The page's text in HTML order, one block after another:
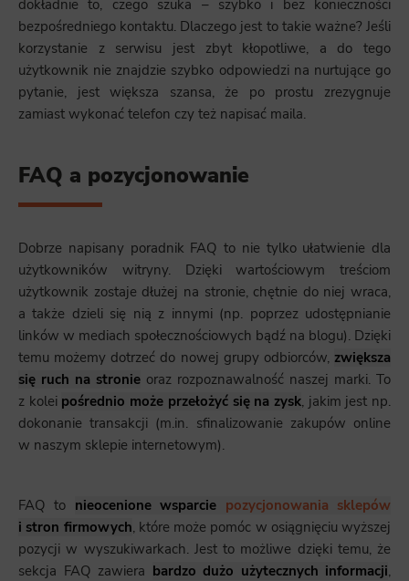
dokładnie to, czego szuka – szybko i bez konieczności
bezpośredniego kontaktu. Dlaczego jest to takie ważne? Jeśli
korzystanie z serwisu jest zbyt kłopotliwe, a do tego
użytkownik nie znajdzie szybko odpowiedzi na nurtujące go
pytanie, jest większa szansa, że po prostu zrezygnuje
zamiast wykonać telefon czy też napisać maila.
FAQ a pozycjonowanie
Dobrze napisany poradnik FAQ to nie tylko ułatwienie dla
użytkowników witryny. Dzięki wartościowym treściom
użytkownik zostaje dłużej na stronie, chętnie do niej wraca,
a także dzieli się nią z innymi (np. poprzez udostępnianie
linków w mediach społecznościowych bądź na blogu). Dzięki
temu możemy dotrzeć do nowej grupy odbiorców, zwiększa
się ruch na stronie oraz rozpoznawalność naszej marki. To
z kolei pośrednio może przełożyć się na zysk, jakim jest np.
dokonanie transakcji (m.in. sfinalizowanie zakupów online
w naszym sklepie internetowym).
FAQ to nieocenione wsparcie pozycjonowania sklepów
i stron firmowych, które może pomóc w osiągnięciu wyższej
pozycji w wyszukiwarkach. Jest to możliwe dzięki temu, że
sekcja FAQ zawiera bardzo dużo użytecznych informacji,